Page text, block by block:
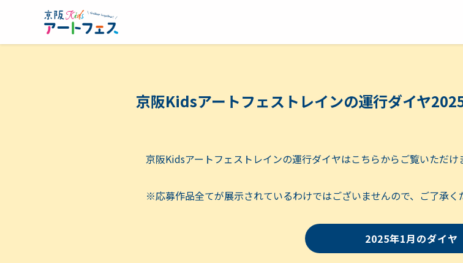
京阪Kidsアートフェストレインの運行ダイヤ
京阪Kidsアートフェストレインの運行ダイヤはこちらからご覧いただけ
※応募作品全てが展示されているわけではございませんので、ご了承く
2025年1月のダイヤ